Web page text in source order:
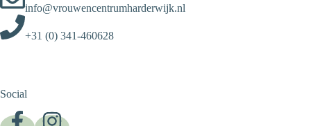
info@vrouwencentrumharderwijk.nl
+31 (0) 341-460628
Social